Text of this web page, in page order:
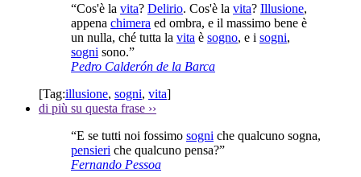
“Cos'è la vita? Delirio. Cos'è la vita? Illusione,
appena chimera ed ombra, e il massimo bene è
un nulla, ché tutta la vita è sogno, e i sogni,
sogni sono.”
Pedro Calderón de la Barca
[Tag:illusione, sogni, vita]
di più su questa frase ››
“E se tutti noi fossimo sogni che qualcuno sogna,
pensieri che qualcuno pensa?”
Fernando Pessoa